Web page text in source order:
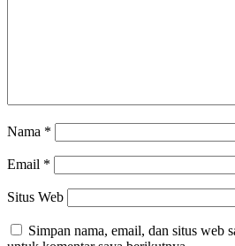
Nama *
Email *
Situs Web
Simpan nama, email, dan situs web